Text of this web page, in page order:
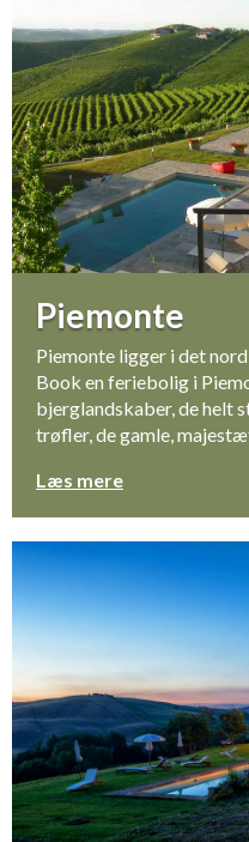
Piemonte
Piemonte ligger i det
Book en feriebolig i
bjerglandskaber, de helt
trøfler, de gamle,
Læs mere